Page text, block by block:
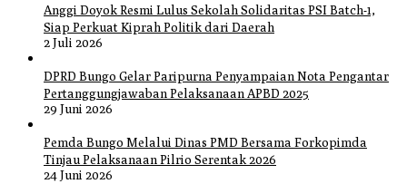
Anggi Doyok Resmi Lulus Sekolah Solidaritas PSI Batch-1,
Siap Perkuat Kiprah Politik dari Daerah
2 Juli 2026
DPRD Bungo Gelar Paripurna Penyampaian Nota Pengantar
Pertanggungjawaban Pelaksanaan APBD 2025
29 Juni 2026
Pemda Bungo Melalui Dinas PMD Bersama Forkopimda
Tinjau Pelaksanaan Pilrio Serentak 2026
24 Juni 2026